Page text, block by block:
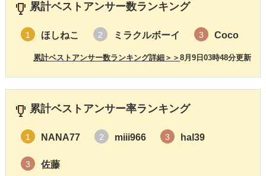
累計ベストアンサー数ランキング
1 ほしねこ 2 ミラクルボーイ 3 Coco
8月9日03時48分更新
累計ベストアンサー数ランキング詳細＞＞
累計ベストアンサー率ランキング
1 NANA77 2 miii966 3 hal39
3 佐藤